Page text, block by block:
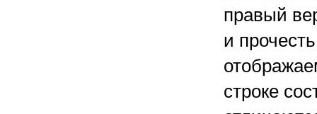
правый
и
строке